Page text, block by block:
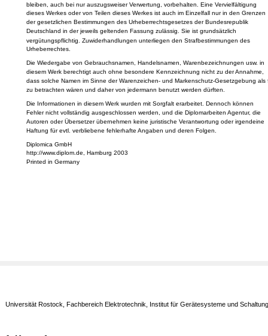
bleiben, auch bei nur auszugsweiser Verwertung, vorbehalten. Eine Vervielfältigung
dieses Werkes oder von Teilen dieses Werkes ist auch im Einzelfall nur in den Grenzen
der gesetzlichen Bestimmungen des Urheberrechtsgesetzes der Bundesrepublik
Deutschland in der jeweils geltenden Fassung zulässig. Sie ist grundsätzlich
vergütungspflichtig. Zuwiderhandlungen unterliegen den Strafbestimmungen des
Urheberrechtes.
Die Wiedergabe von Gebrauchsnamen, Handelsnamen, Warenbezeichnungen usw. in
diesem Werk berechtigt auch ohne besondere Kennzeichnung nicht zu der Annahme,
dass solche Namen im Sinne der Warenzeichen- und Markenschutz-Gesetzgebung als
zu betrachten wären und daher von jedermann benutzt werden dürften.
Die Informationen in diesem Werk wurden mit Sorgfalt erarbeitet. Dennoch können
Fehler nicht vollständig ausgeschlossen werden, und die Diplomarbeiten Agentur, die
Autoren oder Übersetzer übernehmen keine juristische Verantwortung oder irgendeine
Haftung für evtl. verbliebene fehlerhafte Angaben und deren Folgen.
Diplomica GmbH
http://www.diplom.de, Hamburg 2003
Printed in Germany
Universität Rostock, Fachbereich Elektrotechnik, Institut für Gerätesysteme und